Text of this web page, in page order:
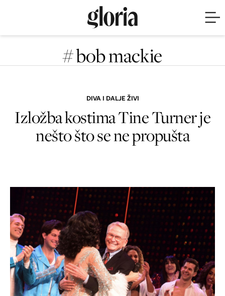
# bob mackie
DIVA I DALJE ŽIVI
Izložba kostima Tine Turner je
nešto što se ne propušta